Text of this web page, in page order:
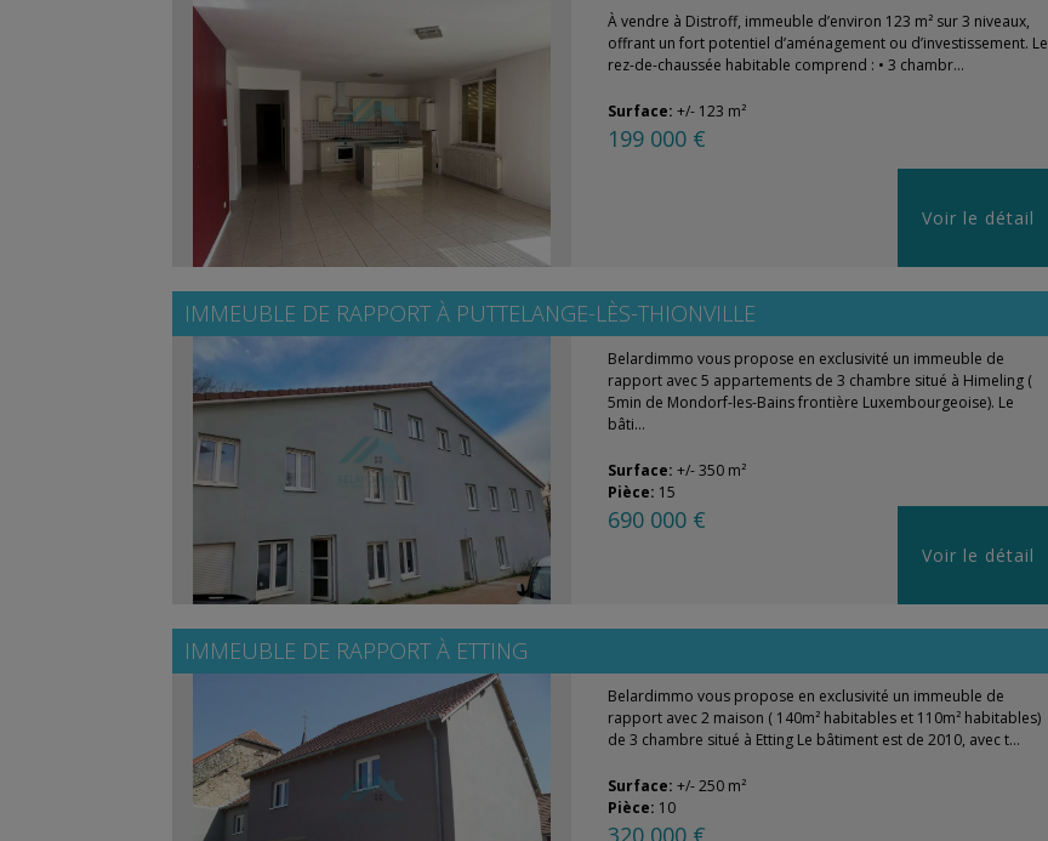
À vendre à Distroff, immeuble d’environ 123 m² sur 3 niveaux,
offrant un fort potentiel d’aménagement ou d’investissement. Le
rez-de-chaussée habitable comprend : • 3 chambr...
Surface: +/- 123 m²
199 000 €
Voir le détail
IMMEUBLE DE RAPPORT À PUTTELANGE-LÈS-THIONVILLE
Belardimmo vous propose en exclusivité un immeuble de
rapport avec 5 appartements de 3 chambre situé à Himeling (
5min de Mondorf-les-Bains frontière Luxembourgeoise). Le
bâti...
Surface: +/- 350 m²
Pièce: 15
690 000 €
Voir le détail
IMMEUBLE DE RAPPORT À ETTING
Belardimmo vous propose en exclusivité un immeuble de
rapport avec 2 maison ( 140m² habitables et 110m² habitables)
de 3 chambre situé à Etting Le bâtiment est de 2010, avec t...
Surface: +/- 250 m²
Pièce: 10
320 000 €